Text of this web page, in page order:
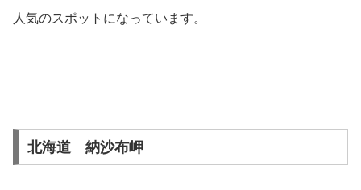
人気のスポットになっています。
北海道 納沙布岬